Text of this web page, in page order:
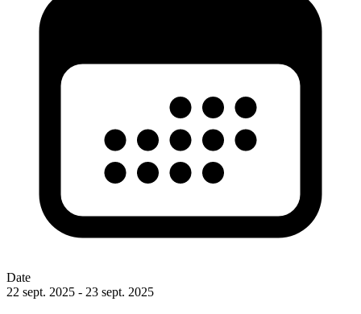
Date
22 sept. 2025 - 23 sept. 2025